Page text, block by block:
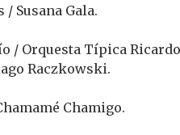
Susana Gala.
/ Orquesta Típica Ricardo
Raczkowski.
Chamigo.